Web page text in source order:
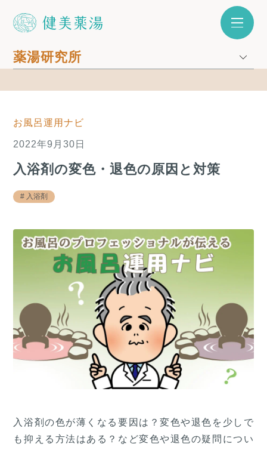
薬湯研究所
お風呂運用ナビ
2022年9月30日
入浴剤の変色・退色の原因と対策
入浴剤
入浴剤の色が薄くなる要因は？変色や退色を少しで
も抑える方法はある？など変色や退色の疑問につい